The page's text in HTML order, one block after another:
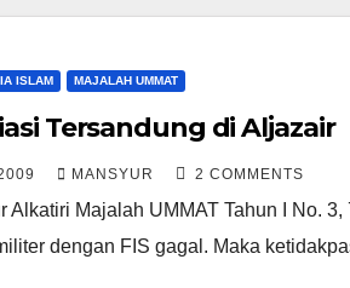
ISLAM MAJALAH UMMAT
Tersandung di Aljazair
MANSYUR 2 COMMENTS
Alkatiri Majalah UMMAT Tahun I No.
dengan FIS gagal. Maka